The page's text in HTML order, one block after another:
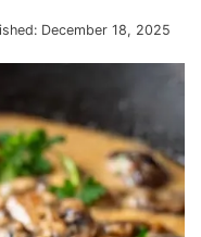
December 18, 2025